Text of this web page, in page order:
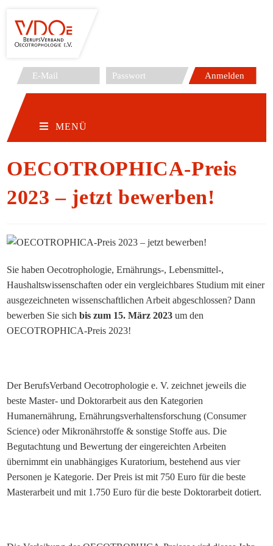
Inhalt
springen
MENÜ
OECOTROPHICA-Preis
2023 – jetzt bewerben!
Sie haben Oecotrophologie, Ernährungs-, Lebensmittel-,
Haushaltswissenschaften oder ein vergleichbares Studium mit einer
ausgezeichneten wissenschaftlichen Arbeit abgeschlossen? Dann
bewerben Sie sichbis zum 15. März 2023 um den
OECOTROPHICA-Preis 2023!
Der BerufsVerband Oecotrophologie e. V. zeichnet jeweils die
beste Master- und Doktorarbeit aus den Kategorien
Humanernährung, Ernährungsverhaltensforschung (Consumer
Science) oder Mikronährstoffe & sonstige Stoffe aus. Die
Begutachtung und Bewertung der eingereichten Arbeiten
übernimmt ein unabhängiges Kuratorium, bestehend aus vier
Personen je Kategorie. Der Preis ist mit 750 Euro für die beste
Masterarbeit und mit 1.750 Euro für die beste Doktorarbeit dotiert.